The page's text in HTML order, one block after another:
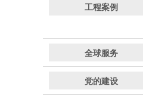
工程案例
全球服务
党的建设